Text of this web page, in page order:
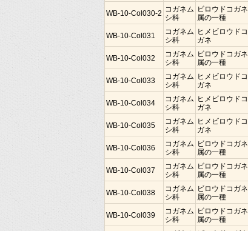
WB-10-Col030-2 コガネム
シ科
ビロウドコガネ
属の一種
WB-10-Col031
コガネム
シ科
ヒメビロウドコ
ガネ
WB-10-Col032
コガネム
シ科
ビロウドコガネ
属の一種
WB-10-Col033
コガネム
シ科
ヒメビロウドコ
ガネ
WB-10-Col034
コガネム
シ科
ヒメビロウドコ
ガネ
WB-10-Col035
コガネム
シ科
ヒメビロウドコ
ガネ
WB-10-Col036
コガネム
シ科
ビロウドコガネ
属の一種
WB-10-Col037
コガネム
シ科
ビロウドコガネ
属の一種
WB-10-Col038
コガネム
シ科
ビロウドコガネ
属の一種
WB-10-Col039
コガネム
シ科
ビロウドコガネ
属の一種